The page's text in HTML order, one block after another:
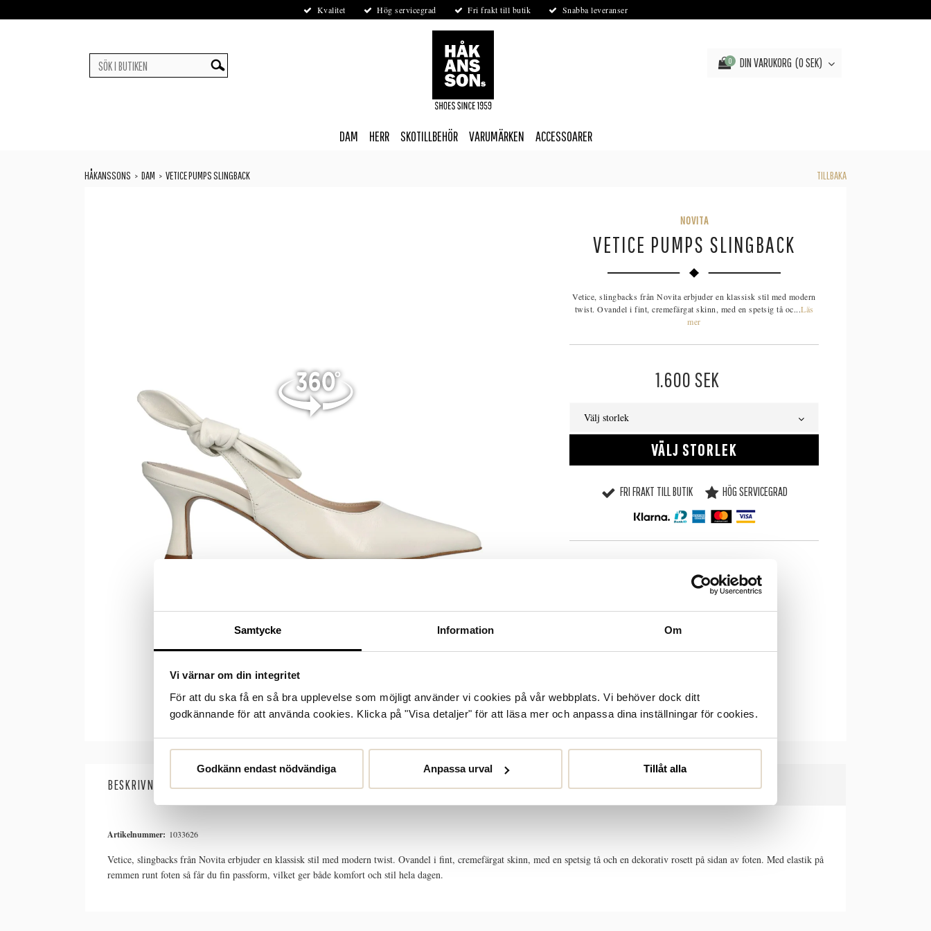
Samtycke Information Om
Vi värnar om din integritet
För att du ska få en så bra upplevelse som möjligt använder vi cookies på vår webbplats. Vi behöver dock ditt
godkännande för att använda cookies. Klicka på "Visa detaljer" för att läsa mer och anpassa dina inställningar för cookies.
Godkänn endast nödvändiga Anpassa urval Tillåt alla
Kvalitet Hög servicegrad Fri frakt till butik Snabba leveranser
DIN VARUKORG
0 0 SEK
DAM HERR SKOTILLBEHÖR VARUMÄRKEN ACCESSOARER
HÅKANSSONS > DAM > VETICE PUMPS SLINGBACK TILLBAKA
NOVITA
VETICE PUMPS SLINGBACK
Vetice, slingbacks från Novita erbjuder en klassisk stil med modern
twist. Ovandel i fint, cremefärgat skinn, med en spetsig tå oc...Läs
mer
1.600 SEK
Välj storlek
VÄLJ STORLEK
FRI FRAKT TILL BUTIK HÖG SERVICEGRAD
BESKRIVNING SPECIFIKATIONER STORLEKSGUIDE SKÖTSELRÅD
Artikelnummer: 1033626
Vetice, slingbacks från Novita erbjuder en klassisk stil med modern twist. Ovandel i fint, cremefärgat skinn, med en spetsig tå och en dekorativ rosett på sidan av foten. Med elastik på
remmen runt foten så får du fin passform, vilket ger både komfort och stil hela dagen.